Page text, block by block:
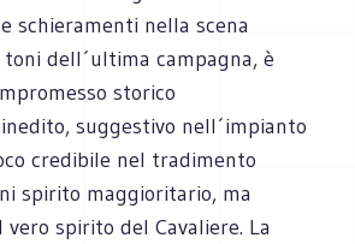
schieramenti nella scena
dell´ultima campagna, è
storico
suggestivo nell´impianto
credibile nel tradimento
spirito maggioritario, ma
spirito del Cavaliere. La